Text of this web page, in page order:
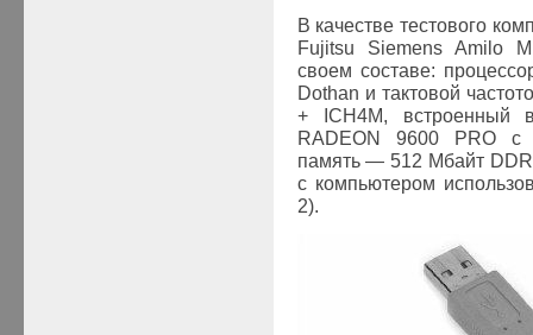
В качестве тестового
Fujitsu Siemens Amilo
своем составе:
Dothan и тактовой
+ ICH4M, встроенный
RADEON 9600 PRO c
память — 512 Мбайт
с компьютером
2).